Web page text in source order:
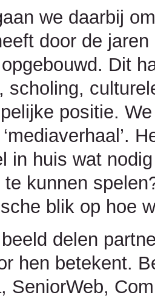
we daarbij
door de
Dit
scholing,
positie.
in huis wat
kunnen
blik op hoe
delen
hen betekent.
SeniorWeb,